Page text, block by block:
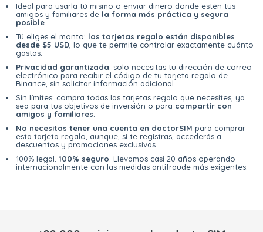
Ideal para usarla tú mismo o enviar dinero donde estén tus
amigos y familiares de la forma más práctica y segura
posible
Tú eliges el monto: las tarjetas regalo están disponibles
desde $5 USD , lo que te permite controlar exactamente cuánto
gastas.
Privacidad garantizada: solo necesitas tu dirección de correo
electrónico para recibir el código de tu tarjeta regalo de
Binance, sin solicitar información adicional.
Sin límites: compra todas las tarjetas regalo que necesites, ya
sea para tus objetivos de inversión o para compartir con
amigos y familiares
No necesitas tener una cuenta en doctorSIM para comprar
esta tarjeta regalo, aunque, si te registras, accederás a
descuentos y promociones exclusivas.
100% legal. 100% seguro . Llevamos casi 20 años operando
internacionalmente con las medidas antifraude más exigentes.